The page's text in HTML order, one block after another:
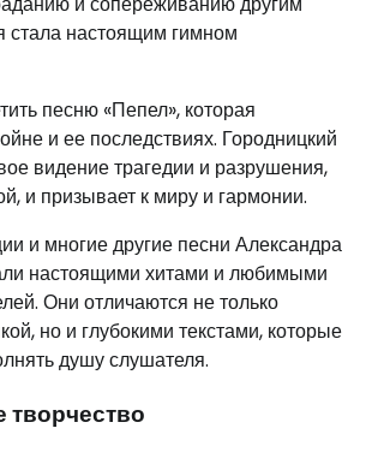
стала настоящим гимном
песню «Пепел», которая
и ее последствиях. Городницкий
видение трагедии и разрушения,
и призывает к миру и гармонии.
и многие другие песни Александра
настоящими хитами и любимыми
Они отличаются не только
но и глубокими текстами, которые
душу слушателя.
творчество